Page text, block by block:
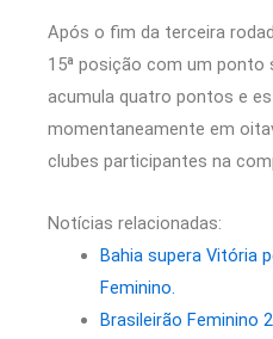
Após o fim da terceira
15ª posição com um ponto
acumula quatro pontos e
momentaneamente em
clubes participantes na
Notícias relacionadas:
Bahia supera Vitória
Feminino.
Brasileirão Feminino